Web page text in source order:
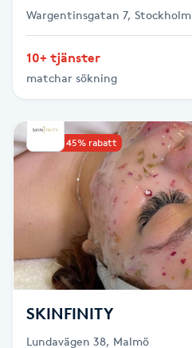
Kärlbehandling
Laserbehandling
Lashlift Keratin
LED-ljusterapi
Liktornar
LPG
Wargentinsgatan 7, Stockholm
10+ tjänster
matchar sökning
Upp till 45% rabatt
SKINFINITY
Lundavägen 38, Malmö